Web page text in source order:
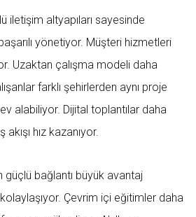
iletişim altyapıları sayesinde
yönetiyor. Müşteri hizmetleri
Uzaktan çalışma modeli daha
farklı şehirlerden aynı proje
alabiliyor. Dijital toplantılar daha
hız kazanıyor.
güçlü bağlantı büyük avantaj
Çevrim içi eğitimler daha